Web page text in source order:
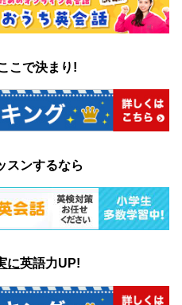
こで決まり!
スンするなら
に英語力UP!